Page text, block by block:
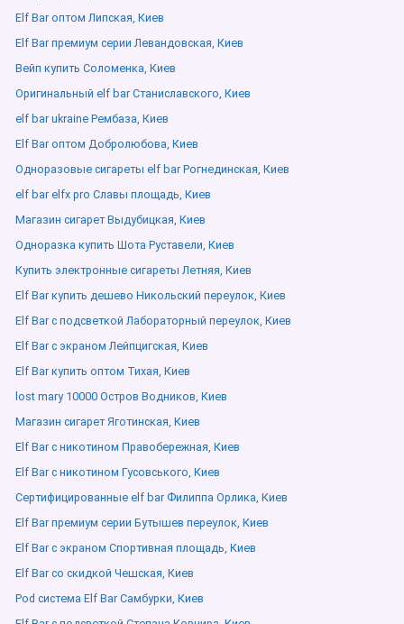
Elf Bar оптом Липская, Киев
Elf Bar премиум серии Левандовская, Киев
Вейп купить Соломенка, Киев
Оригинальный elf bar Станиславского, Киев
elf bar ukraine Рембаза, Киев
Elf Bar оптом Добролюбова, Киев
Одноразовые сигареты elf bar Рогнединская, Киев
elf bar elfx pro Славы площадь, Киев
Магазин сигарет Выдубицкая, Киев
Одноразка купить Шота Руставели, Киев
Купить электронные сигареты Летняя, Киев
Elf Bar купить дешево Никольский переулок, Киев
Elf Bar с подсветкой Лабораторный переулок, Киев
Elf Bar с экраном Лейпцигская, Киев
Elf Bar купить оптом Тихая, Киев
lost mary 10000 Остров Водников, Киев
Магазин сигарет Яготинская, Киев
Elf Bar с никотином Правобережная, Киев
Elf Bar с никотином Гусовського, Киев
Сертифицированные elf bar Филиппа Орлика, Киев
Elf Bar премиум серии Бутышев переулок, Киев
Elf Bar с экраном Спортивная площадь, Киев
Elf Bar со скидкой Чешская, Киев
Pod система Elf Bar Самбурки, Киев